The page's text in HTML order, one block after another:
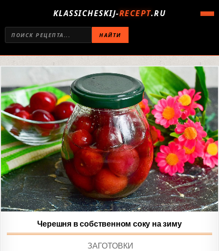
KLASSICHESKIJ-RECEPT.RU
НАЙТИ
Черешня в собственном соку на зиму
POSTED
ЗАГОТОВКИ